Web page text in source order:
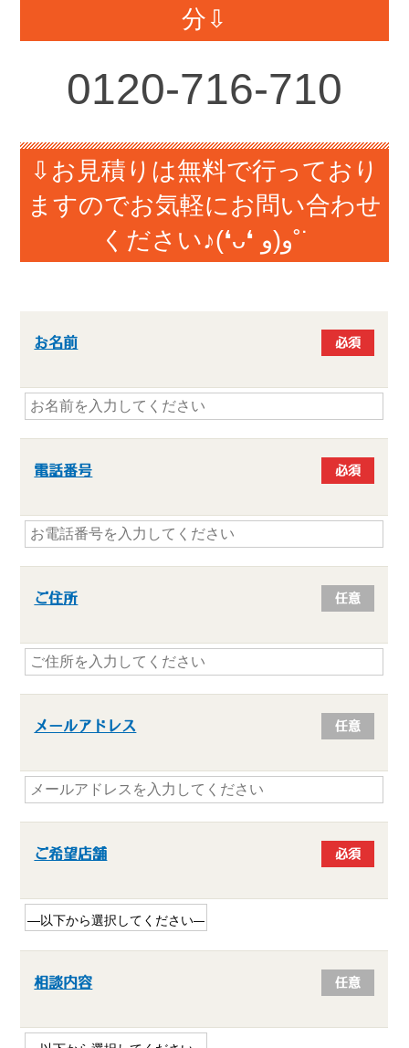
分⇩
0120-716-710
⇩お見積りは無料で行っており
ますのでお気軽にお問い合わせ
ください♪(❛ᴗ❛ و(و˚˙
お名前 必須
電話番号 必須
ご住所 任意
メールアドレス 任意
ご希望店舗 必須
相談内容 任意